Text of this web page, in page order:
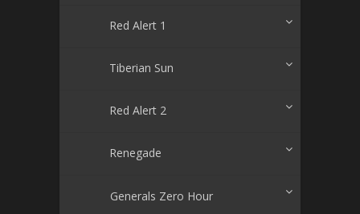
Red Alert 1
Tiberian Sun
Red Alert 2
Renegade
Generals Zero Hour